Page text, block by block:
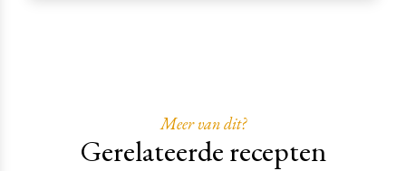
Meer van dit?
Gerelateerde recepten